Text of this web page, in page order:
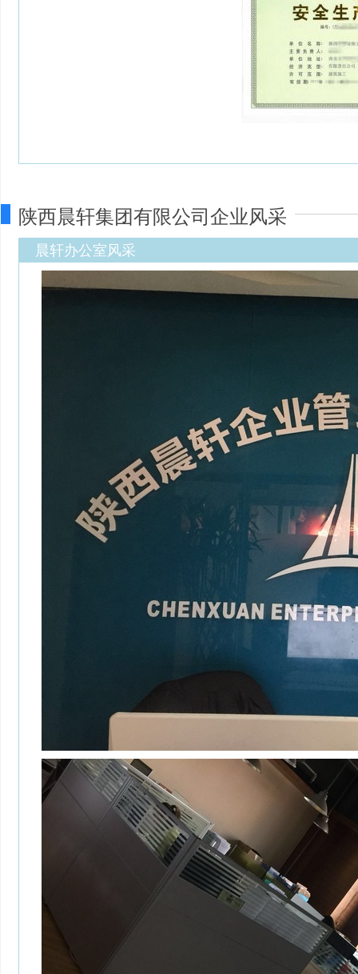
陕西晨轩集团有限公司企业风采
晨轩办公室风采